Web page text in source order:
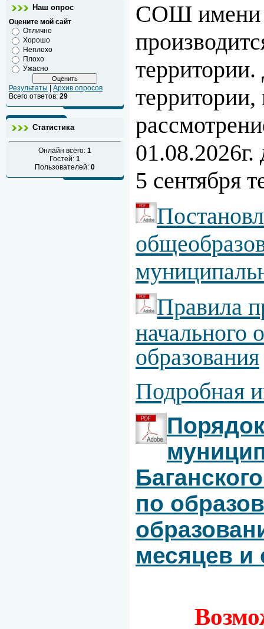
Наш опрос
Оцените мой сайт
Отлично
Хорошо
Неплохо
Плохо
Ужасно
Результаты
Архив опросов
Всего ответов: 29
Статистика
Онлайн всего: 1
Гостей: 1
Пользователей: 0
СОШ имени
5 сентября
Правила
начального
образования
Подробная
по
месяцев и